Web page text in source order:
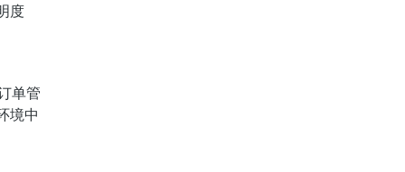
度
单管
境中